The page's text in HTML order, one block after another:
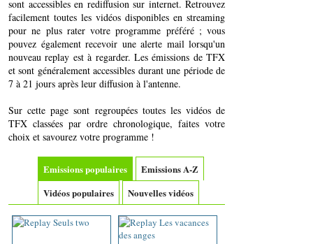
sont accessibles en rediffusion sur internet. Retrouvez
facilement toutes les vidéos disponibles en streaming
pour ne plus rater votre programme préféré ; vous
pouvez également recevoir une alerte mail lorsqu'un
nouveau replay est à regarder. Les émissions de TFX
et sont généralement accessibles durant une période de
7 à 21 jours après leur diffusion à l'antenne.
Sur cette page sont regroupées toutes les vidéos de
TFX classées par ordre chronologique, faites votre
choix et savourez votre programme !
Emissions populaires
Emissions A-Z
Vidéos populaires
Nouvelles vidéos